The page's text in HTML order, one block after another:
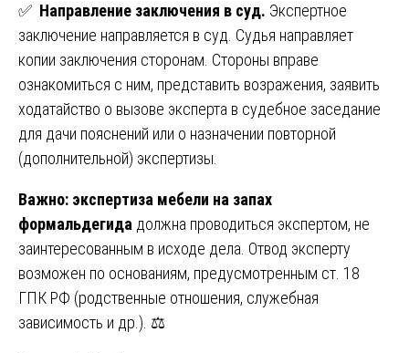
✅ Направление заключения в суд. Экспертное
заключение направляется в суд. Судья направляет
копии заключения сторонам. Стороны вправе
ознакомиться с ним, представить возражения, заявить
ходатайство о вызове эксперта в судебное заседание
для дачи пояснений или о назначении повторной
(дополнительной) экспертизы.
Важно: экспертиза мебели на запах
формальдегида должна проводиться экспертом, не
заинтересованным в исходе дела. Отвод эксперту
возможен по основаниям, предусмотренным ст. 18
ГПК РФ (родственные отношения, служебная
зависимость и др.). ⚖️